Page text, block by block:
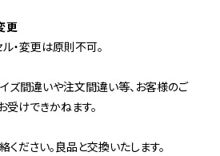
更
・変更は原則不可。
ズ間違いや注文間違い等、お客様のご
けできかねます。
ださい。良品と交換いたします。